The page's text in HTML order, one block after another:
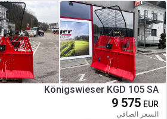
Königswieser KGD 105 SA
9 575 EUR
السعر الصافي